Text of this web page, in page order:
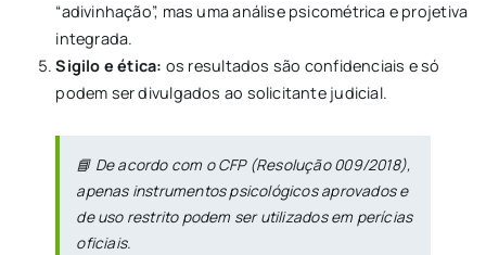
“adivinhação”, mas uma análise psicométrica e projetiva
integrada.
Sigilo e ética: os resultados são confidenciais e só
podem ser divulgados ao solicitante judicial.
📘 De acordo com o CFP (Resolução 009/2018),
apenas instrumentos psicológicos aprovados e
de uso restrito podem ser utilizados em perícias
oficiais.